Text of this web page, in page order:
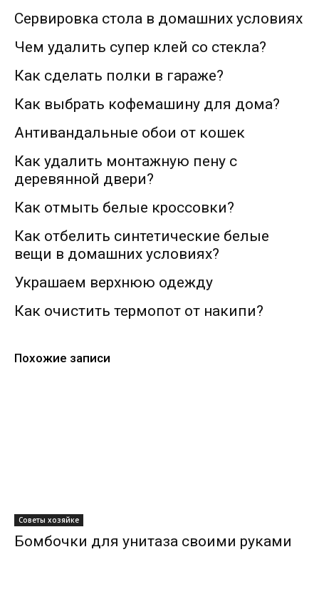
Сервировка стола в домашних условиях
Чем удалить супер клей со стекла?
Как сделать полки в гараже?
Как выбрать кофемашину для дома?
Антивандальные обои от кошек
Как удалить монтажную пену с
деревянной двери?
Как отмыть белые кроссовки?
Как отбелить синтетические белые
вещи в домашних условиях?
Украшаем верхнюю одежду
Как очистить термопот от накипи?
Похожие записи
Советы хозяйке
Бомбочки для унитаза своими руками